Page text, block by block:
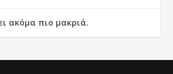
ακόμα πιο μακριά.